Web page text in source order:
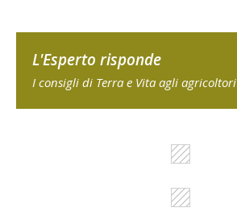
L'Esperto risponde
I consigli di Terra e Vita agli agricoltori